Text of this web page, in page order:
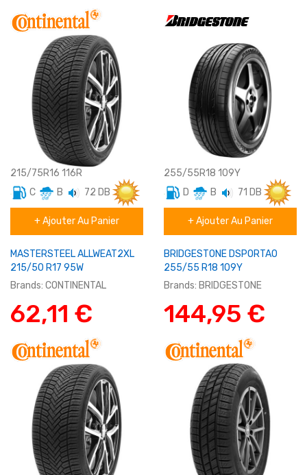
215/75R16 116R
C
B
72 DB
Utilitaire
+ Ajouter Au Panier
MASTERSTEEL ALLWEAT2XL
215/50 R17 95W
Brands: CONTINENTAL
62,11 €
255/55R18 109Y
D
B
71 DB
SUV/4X4
+ Ajouter Au Panier
BRIDGESTONE DSPORTAO
255/55 R18 109Y
Brands: BRIDGESTONE
144,95 €